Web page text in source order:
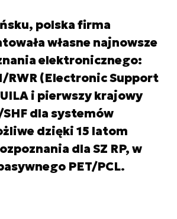
polska firma
własne najnowsze
elektronicznego:
RWR (Electronic Support
i pierwszy krajowy
dla systemów
dzięki 15 latom
dla SZ RP, w
PET/PCL.